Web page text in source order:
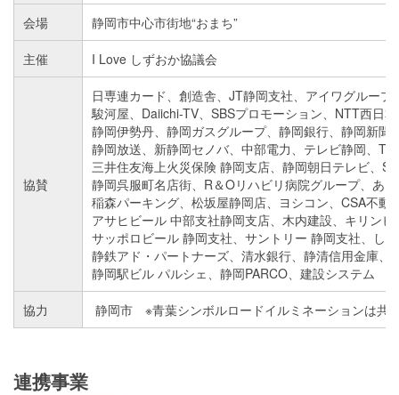
会場 静岡市中心市街地“おまち”
主催 I Love しずおか協議会
協賛
日専連カード、創造舎、JT静岡支社、アイワグループ
駿河屋、Daiichi-TV、SBSプロモーション、NTT西日
静岡伊勢丹、静岡ガスグループ、静岡銀行、静岡新聞
静岡放送、新静岡セノバ、中部電力、テレビ静岡、
三井住友海上火災保険 静岡支店、静岡朝日テレビ、
静岡呉服町名店街、R＆Oリハビリ病院グループ、あ
稲森パーキング、松坂屋静岡店、ヨシコン、CSA不動
アサヒビール 中部支社静岡支店、木内建設、キリン
サッポロビール 静岡支社、サントリー 静岡支社、し
静鉄アド・パートナーズ、清水銀行、静清信用金庫、
静岡駅ビル パルシェ、静岡PARCO、建設システム
協力 静岡市 ※青葉シンボルロードイルミネーションは共
連携事業